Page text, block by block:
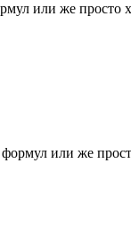
или же просто
или же